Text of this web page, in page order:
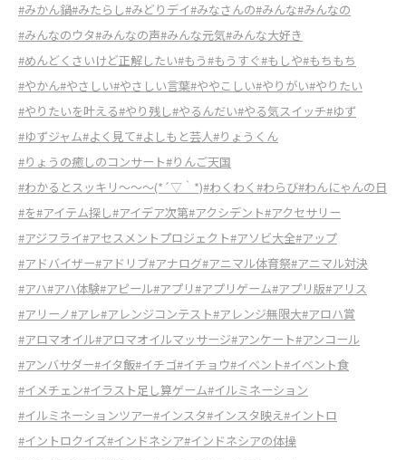
#みかん鍋#みたらし#みどりデイ#みなさんの#みんな#みんなの
#みんなのウタ#みんなの声#みんな元気#みんな大好き
#めんどくさいけど正解したい#もう#もうすぐ#もしや#もちもち
#やかん#やさしい#やさしい言葉#ややこしい#やりがい#やりたい
#やりたいを叶える#やり残し#やるんだい#やる気スイッチ#ゆず
#ゆずジャム#よく見て#よしもと芸人#りょうくん
#りょうの癒しのコンサート#りんご天国
#わかるとスッキリ～～～(*´▽｀*)#わくわく #わらび#わんにゃんの日
#を#アイテム探し#アイデア次第#アクシデント#アクセサリー
#アジフライ#アセスメントプロジェクト#アソビ大全#アップ
#アドバイザー#アドリブ#アナログ#アニマル体育祭#アニマル対決
#アハ#アハ体験#アピール#アプリ#アプリゲーム#アプリ版#アリス
#アリーノ#アレ#アレンジコンテスト#アレンジ無限大#アロハ賞
#アロマオイル#アロマオイルマッサージ#アンケート#アンコール
#アンバサダー#イタ飯#イチゴ#イチョウ#イベント#イベント食
#イメチェン#イラスト足し算ゲーム#イルミネーション
#イルミネーションツアー#インスタ#インスタ映え#イントロ
#イントロクイズ#インドネシア#インドネシアの体操